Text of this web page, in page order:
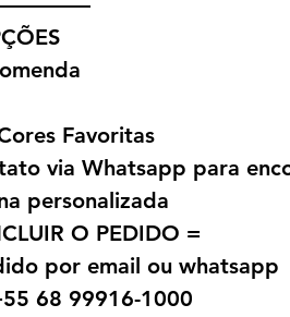
Favoritas
via Whatsapp para
personalizada
O PEDIDO =
por email ou whatsapp
68 99916-1000